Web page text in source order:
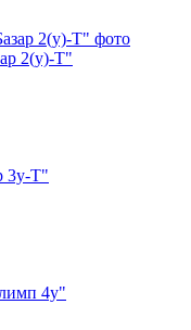
2(у)-Т"
3у-Т"
4у"